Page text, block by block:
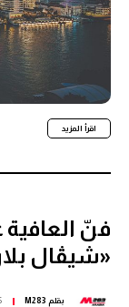
اقرأ المزيد
فنّ
«شيڤال
بقلم M283
05